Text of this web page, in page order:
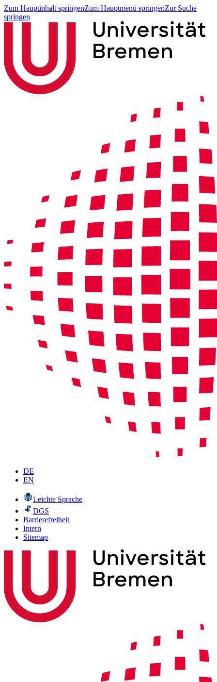
Zum Hauptinhalt springenZum Hauptmenü springenZur Suche
springen
DE
EN
Leichte Sprache
DGS
Barrierefreiheit
Intern
Sitemap